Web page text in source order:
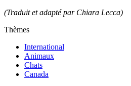
(Traduit et adapté par Chiara Lecca)
Thèmes
International
Animaux
Chats
Canada